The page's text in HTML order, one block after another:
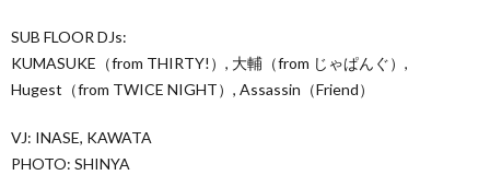
SUB FLOOR DJs:
KUMASUKE（from THIRTY!）, 大輔（from じゃぱんぐ）,
Hugest（from TWICE NIGHT）, Assassin（Friend）
VJ: INASE, KAWATA
PHOTO: SHINYA